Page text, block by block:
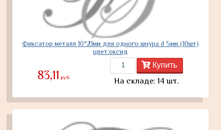
Фиксатор металл 10*21мм для одного шнура d 5мм (10шт)
цвет:оксид
83,11 руб.
Купить
На складе: 14 шт.